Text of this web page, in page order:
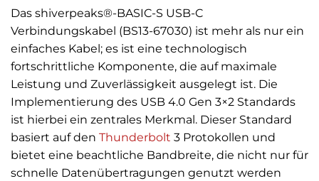
Das shiverpeaks®-BASIC-S USB-C
Verbindungskabel (BS13-67030) ist mehr als nur ein
einfaches Kabel; es ist eine technologisch
fortschrittliche Komponente, die auf maximale
Leistung und Zuverlässigkeit ausgelegt ist. Die
Implementierung des USB 4.0 Gen 3×2 Standards
ist hierbei ein zentrales Merkmal. Dieser Standard
basiert auf den Thunderbolt 3 Protokollen und
bietet eine beachtliche Bandbreite, die nicht nur für
schnelle Datenübertragungen genutzt werden